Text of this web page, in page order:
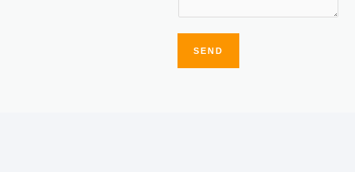
SEND